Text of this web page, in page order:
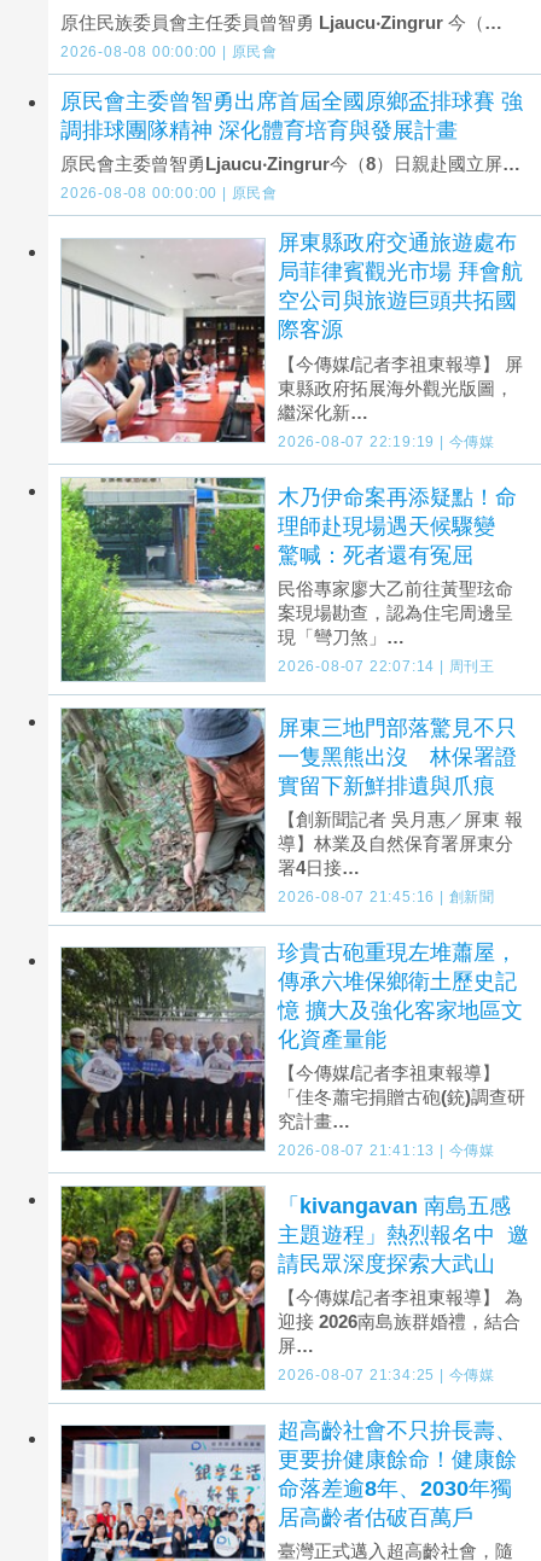
原住民族委員會主任委員曾智勇 Ljaucu‧Zingrur 今（…
2026-08-08 00:00:00 | 原民會
原民會主委曾智勇出席首屆全國原鄉盃排球賽 強
調排球團隊精神 深化體育培育與發展計畫
原民會主委曾智勇Ljaucu‧Zingrur今（8）日親赴國立屏…
2026-08-08 00:00:00 | 原民會
屏東縣政府交通旅遊處布
局菲律賓觀光市場 拜會航
空公司與旅遊巨頭共拓國
際客源
【今傳媒/記者李祖東報導】 屏
東縣政府拓展海外觀光版圖，
繼深化新…
2026-08-07 22:19:19 | 今傳媒
木乃伊命案再添疑點！命
理師赴現場遇天候驟變
驚喊：死者還有冤屈
民俗專家廖大乙前往黃聖玹命
案現場勘查，認為住宅周邊呈
現「彎刀煞」…
2026-08-07 22:07:14 | 周刊王
屏東三地門部落驚見不只
一隻黑熊出沒 林保署證
實留下新鮮排遺與爪痕
【創新聞記者 吳月惠／屏東 報
導】林業及自然保育署屏東分
署4日接…
2026-08-07 21:45:16 | 創新聞
珍貴古砲重現左堆蕭屋，
傳承六堆保鄉衛土歷史記
憶 擴大及強化客家地區文
化資產量能
【今傳媒/記者李祖東報導】
「佳冬蕭宅捐贈古砲(銃)調查研
究計畫…
2026-08-07 21:41:13 | 今傳媒
「kivangavan 南島五感
主題遊程」熱烈報名中 邀
請民眾深度探索大武山
【今傳媒/記者李祖東報導】 為
迎接 2026南島族群婚禮，結合
屏…
2026-08-07 21:34:25 | 今傳媒
超高齡社會不只拚長壽、
更要拚健康餘命！健康餘
命落差逾8年、2030年獨
居高齡者估破百萬戶
臺灣正式邁入超高齡社會，隨